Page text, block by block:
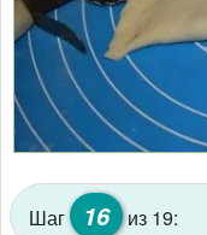
Шаг 16 из 19: